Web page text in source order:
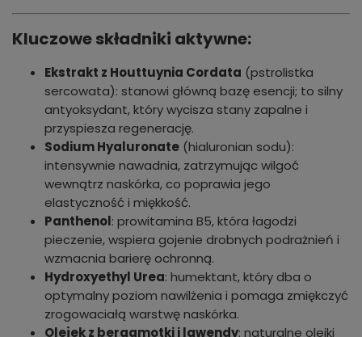
Kluczowe składniki aktywne:
Ekstrakt z Houttuynia Cordata (pstrolistka
sercowata): stanowi główną bazę esencji; to silny
antyoksydant, który wycisza stany zapalne i
przyspiesza regenerację.
Sodium Hyaluronate (hialuronian sodu):
intensywnie nawadnia, zatrzymując wilgoć
wewnątrz naskórka, co poprawia jego
elastyczność i miękkość.
Panthenol: prowitamina B5, która łagodzi
pieczenie, wspiera gojenie drobnych podrażnień i
wzmacnia barierę ochronną.
Hydroxyethyl Urea: humektant, który dba o
optymalny poziom nawilżenia i pomaga zmiękczyć
zrogowaciałą warstwę naskórka.
Olejek z bergamotki i lawendy: naturalne olejki